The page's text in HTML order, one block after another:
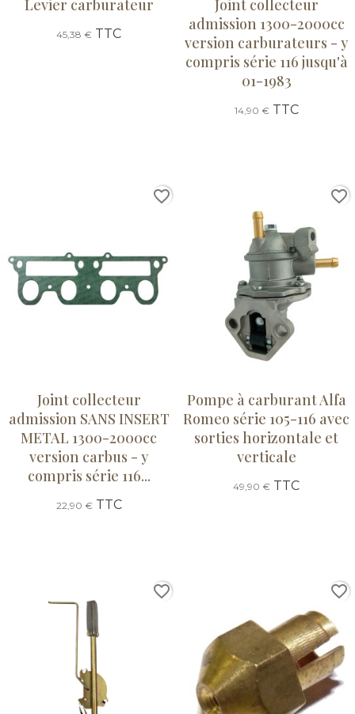
Levier carburateur
45,38 € TTC
Joint collecteur
admission 1300-2000cc
version carburateurs - y
compris série 116 jusqu'à
01-1983
14,90 €TTC
Joint collecteur
admission SANS INSERT
METAL 1300-2000cc
version carbus - y
compris série 116...
22,90 €TTC
favorite_border
Pompe à carburant Alfa
Romeo série 105-116 avec
sorties horizontale et
verticale
49,90 € TTC
favorite_border
favorite_border favorite_border